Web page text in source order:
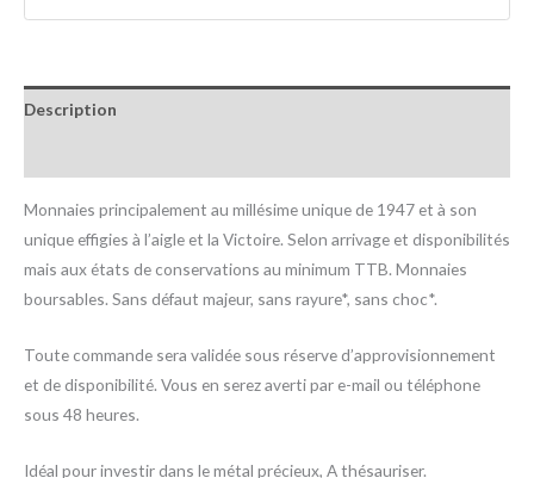
Description
Monnaies principalement au millésime unique de 1947 et à son
unique effigies à l’aigle et la Victoire. Selon arrivage et disponibilités
mais aux états de conservations au minimum TTB. Monnaies
boursables. Sans défaut majeur, sans rayure*, sans choc*.
Toute commande sera validée sous réserve d’approvisionnement
et de disponibilité. Vous en serez averti par e-mail ou téléphone
sous 48 heures.
Idéal pour investir dans le métal précieux, A thésauriser.